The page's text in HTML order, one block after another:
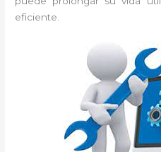
eficiente.